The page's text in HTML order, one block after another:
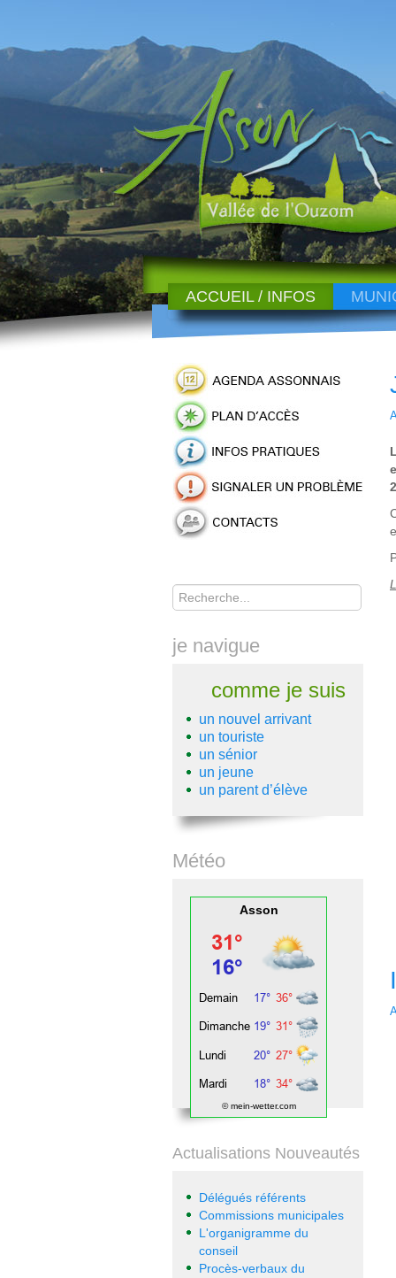
ACCUEIL / INFOS
Rechercher
je navigue
comme je suis
un nouvel arrivant
un touriste
un sénior
un jeune
un parent d’élève
Météo
Asson
© mein-wetter.com
Actualisations Nouveautés
Délégués référents
Commissions municipales
L'organigramme du
conseil
Procès-verbaux du